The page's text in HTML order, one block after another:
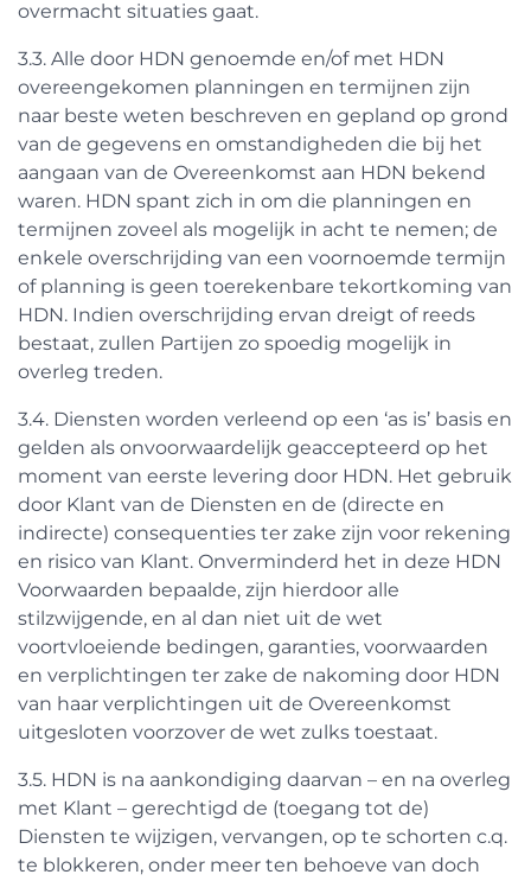
overmacht situaties gaat.
3.3. Alle door HDN genoemde en/of met HDN
overeengekomen planningen en termijnen zijn
naar beste weten beschreven en gepland op grond
van de gegevens en omstandigheden die bij het
aangaan van de Overeenkomst aan HDN bekend
waren. HDN spant zich in om die planningen en
termijnen zoveel als mogelijk in acht te nemen; de
enkele overschrijding van een voornoemde termijn
of planning is geen toerekenbare tekortkoming van
HDN. Indien overschrijding ervan dreigt of reeds
bestaat, zullen Partijen zo spoedig mogelijk in
overleg treden.
3.4. Diensten worden verleend op een ‘as is’ basis en
gelden als onvoorwaardelijk geaccepteerd op het
moment van eerste levering door HDN. Het gebruik
door Klant van de Diensten en de (directe en
indirecte) consequenties ter zake zijn voor rekening
en risico van Klant. Onverminderd het in deze HDN
Voorwaarden bepaalde, zijn hierdoor alle
stilzwijgende, en al dan niet uit de wet
voortvloeiende bedingen, garanties, voorwaarden
en verplichtingen ter zake de nakoming door HDN
van haar verplichtingen uit de Overeenkomst
uitgesloten voorzover de wet zulks toestaat.
3.5. HDN is na aankondiging daarvan – en na overleg
met Klant – gerechtigd de (toegang tot de)
Diensten te wijzigen, vervangen, op te schorten c.q.
te blokkeren, onder meer ten behoeve van doch